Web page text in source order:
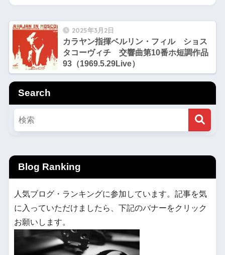
2025年3月2日
カラヤン指揮ベルリン・フィル ショス
タコーヴィチ 交響曲第10番ホ短調作品
93（1969.5.29Live）
Search
Blog Ranking
人気ブログ・ランキングに参加しています。記事を気
に入っていただけましたら、下記のバナーをクリック
お願いします。